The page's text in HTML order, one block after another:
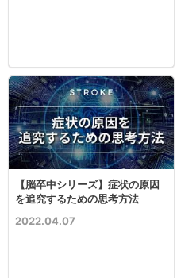
【脳卒中シリーズ】症状の原因
を追究するための思考方法
2022.04.07